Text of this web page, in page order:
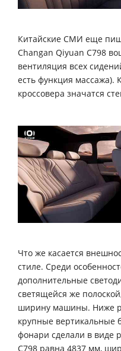
Китайские СМИ еще
Changan Qiyuan С798
вентиляция всех
есть функция массажа).
кроссовера значатся
Что же касается
стиле. Среди
дополнительные
светящейся же
ширину машины. Ниже
крупные вертикальные
фонари сделали в виде
С798 равна 4837 мм,